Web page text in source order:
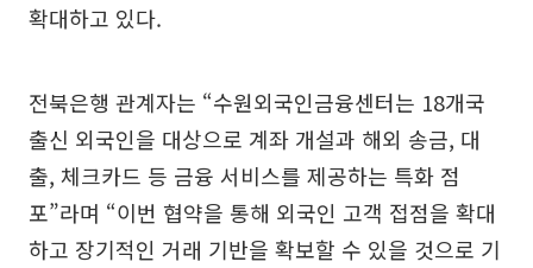
확대하고 있다.
전북은행 관계자는 “수원외국인금융센터는 18개국
출신 외국인을 대상으로 계좌 개설과 해외 송금, 대
출, 체크카드 등 금융 서비스를 제공하는 특화 점
포”라며 “이번 협약을 통해 외국인 고객 접점을 확대
하고 장기적인 거래 기반을 확보할 수 있을 것으로 기